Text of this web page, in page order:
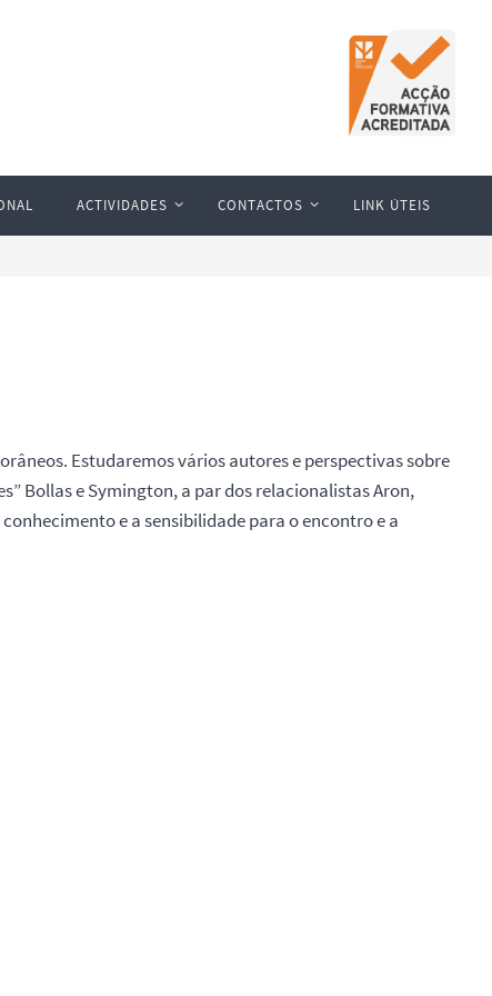
ACTIVIDADES CONTACTOS LINK ÚTEIS
Estudaremos vários autores e perspectivas sobre
Bollas e Symington, a par dos relacionalistas Aron,
e a sensibilidade para o encontro e a